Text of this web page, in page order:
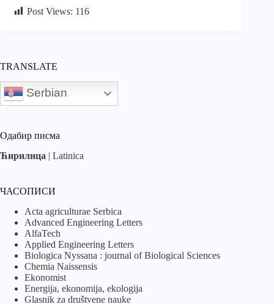
Post Views: 116
TRANSLATE
Serbian
Одабир писма
Ћирилица | Latinica
ЧАСОПИСИ
Acta agriculturae Serbica
Advanced Engineering Letters
AlfaTech
Applied Engineering Letters
Biologica Nyssana : journal of Biological Sciences
Chemia Naissensis
Ekonomist
Energija, ekonomija, ekologija
Glasnik za društvene nauke